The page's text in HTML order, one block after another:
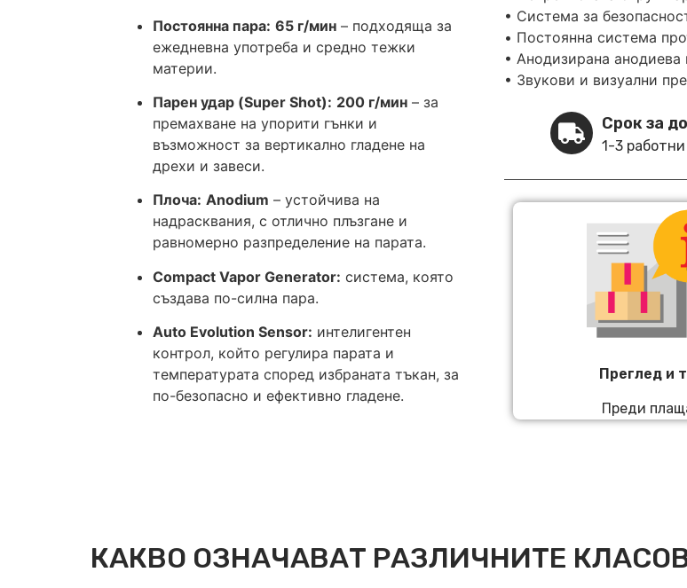
Постоянна пара: 65 г/мин – подходяща за
ежедневна употреба и средно тежки
материи.
Парен удар (Super Shot): 200 г/мин – за
премахване на упорити гънки и
възможност за вертикално гладене на
дрехи и завеси.
Плоча: Anodium – устойчива на
надрасквания, с отлично плъзгане и
равномерно разпределение на парата.
Compact Vapor Generator: система, която
създава по-силна пара.
Auto Evolution Sensor: интелигентен
контрол, който регулира парата и
температурата според избраната тъкан, за
по-безопасно и ефективно гладене.
•⁠ ⁠Система за
•⁠ ⁠Постоянна система
•⁠ ⁠Анодизирана
•⁠ ⁠Звукови и визуални
Срок за
1-3
Преглед и
Преди
КАКВО ОЗНАЧАВАТ РАЗЛИЧНИТЕ